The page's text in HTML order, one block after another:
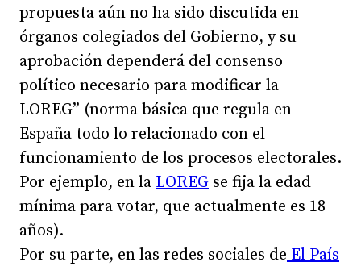
propuesta aún no ha sido discutida en
órganos colegiados del Gobierno, y su
aprobación dependerá del consenso
político necesario para modificar la
LOREG” (norma básica que regula en
España todo lo relacionado con el
funcionamiento de los procesos electorales.
Por ejemplo, en la LOREG se fija la edad
mínima para votar, que actualmente es 18
años).
Por su parte, en las redes sociales deEl País